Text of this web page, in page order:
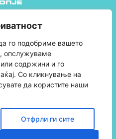
го подобриме вашето
опслужуваме
содржини и го
Со кликнување на
да користите наши
Отфрли ги сите
за користење
колачиња
во програмата за
за собирање поени
нè